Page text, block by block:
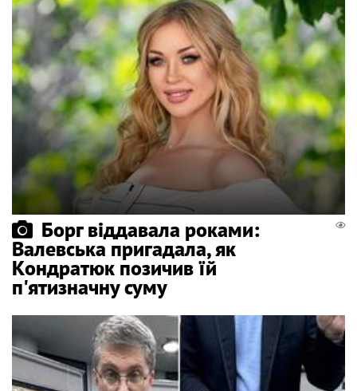
Борг віддавала роками:
Валевська пригадала, як
Кондратюк позичив їй
п'ятизначну суму